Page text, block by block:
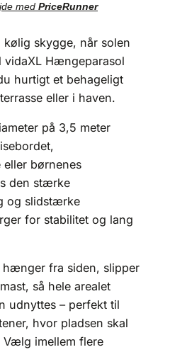
med PriceRunner
kølig skygge, når solen
vidaXL Hængeparasol
hurtigt et behageligt
eller i haven.
på 3,5 meter
børnenes
den stærke
og slidstærke
for stabilitet og lang
hænger fra siden, slipper
så hele arealet
udnyttes – perfekt til
hvor pladsen skal
Vælg imellem flere